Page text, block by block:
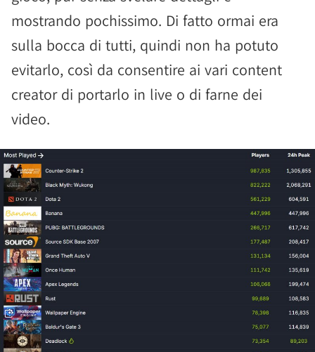
mostrando pochissimo. Di fatto ormai era
sulla bocca di tutti, quindi non ha potuto
evitarlo, così da consentire ai vari content
creator di portarlo in live o di farne dei
video.